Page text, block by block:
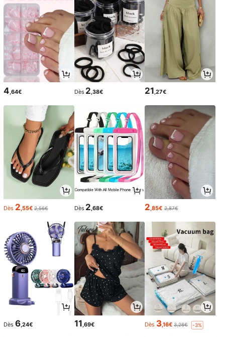
4 ,64€ Dès 2 ,38€ 21 ,27€
Dès 2,55€ 2,56€ Dès 2,68€ 2,85€ 2,87€
Dès 6,24€ 11,69€ Dès 3,16€ 3,26€ -3%